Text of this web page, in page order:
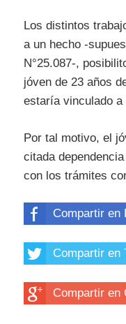
Los distintos
a un hecho -
N°25.087-,
jóven de 23 años
estaría vinculado
Por tal motivo, el
citada
con los trámites
Compartir en
Compartir en
Compartir en